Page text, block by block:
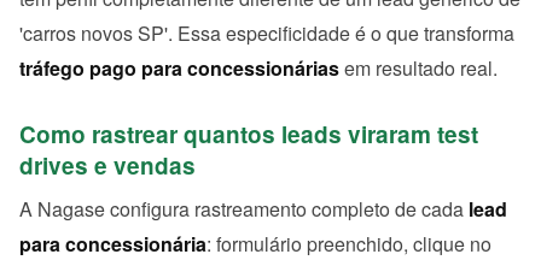
'carros novos SP'. Essa especificidade é o que transforma
tráfego pago para concessionáriasem resultado real.
Como rastrear quantos leads viraram test
drives e vendas
A Nagase configura rastreamento completo de cada lead
para concessionária: formulário preenchido, clique no